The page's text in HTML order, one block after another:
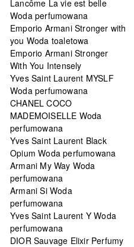
Lancôme La vie est belle
Woda perfumowana
Emporio Armani Stronger with
you Woda toaletowa
Emporio Armani Stronger
With You Intensely
Yves Saint Laurent MYSLF
Woda perfumowana
CHANEL COCO
MADEMOISELLE Woda
perfumowana
Yves Saint Laurent Black
Opium Woda perfumowana
Armani My Way Woda
perfumowana
Armani Si Woda
perfumowana
Yves Saint Laurent Y Woda
perfumowana
DIOR Sauvage Elixir Perfumy